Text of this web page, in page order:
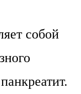
собой